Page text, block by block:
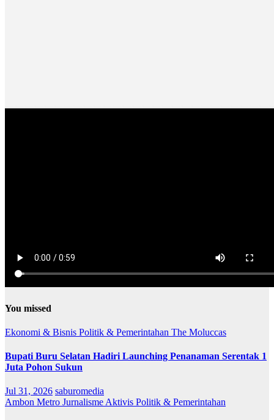
You missed
Ekonomi & Bisnis Politik & Pemerintahan The Moluccas
Bupati Buru Selatan Hadiri Launching Penanaman Serentak 1
Juta Pohon Sukun
Jul 31, 2026 saburomedia
Ambon Metro Jurnalisme Aktivis Politik & Pemerintahan